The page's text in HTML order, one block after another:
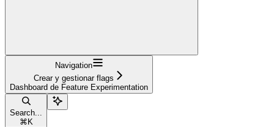
Navigation
Crear y gestionar flags
Dashboard de Feature Experimentation
Search...
⌘ K